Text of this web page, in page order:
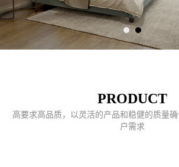
PRODUCT
高要求高品质，以灵活的产品和稳健的质量
户需求